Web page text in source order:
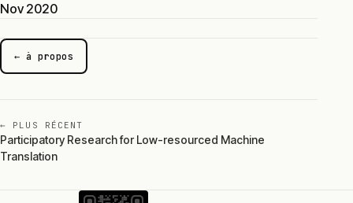
Nov 2020
← à propos
← PLUS RÉCENT
Participatory Research for Low-resourced Machine
Translation